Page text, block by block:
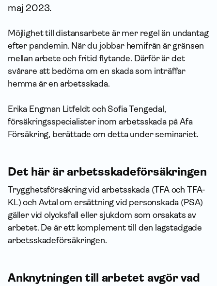
maj 2023.
Möjlighet till distansarbete är mer regel än undantag
efter pandemin. När du jobbar hemifrån är gränsen
mellan arbete och fritid flytande. Därför är det
svårare att bedöma om en skada som inträffar
hemma är en arbetsskada.
Erika Engman Litfeldt och Sofia Tengedal,
försäkringsspecialister inom arbetsskada på Afa
För­säkring, berättade om detta under seminariet.
Det här är arbetsskade­försäkringen
Trygghets­försäkring vid arbetsskada (TFA och TFA-
KL) och Avtal om ersättning vid personskada (PSA)
gäller vid olycksfall eller sjukdom som orsakats av
arbetet. De är ett komplement till den lagstadgade
arbetsskade­försäkringen.
Anknytningen till arbetet avgör vad